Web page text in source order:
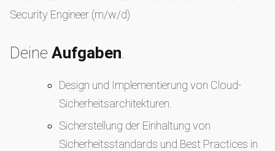
Security Engineer (m/w/d)
Deine Aufgaben.
Design und Implementierung von Cloud-
Sicherheitsarchitekturen.
Sicherstellung der Einhaltung von
Sicherheitsstandards und Best Practices in